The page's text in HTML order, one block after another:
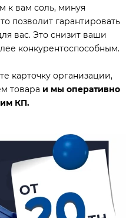
к вам соль, минуя
позволит гарантировать
вас. Это снизит ваши
конкурентоспособным.
карточку организации,
товара и мы оперативно
КП.